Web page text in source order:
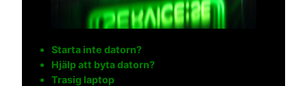
Starta inte datorn?
Hjälp att byta datorn?
Trasig laptop